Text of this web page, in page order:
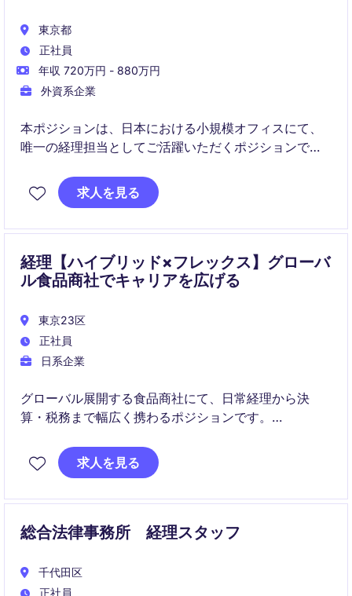
東京都
正社員
年収 720万円 - 880万円
外資系企業
本ポジションは、日本における小規模オフィスにて、
唯一の経理担当としてご活躍いただくポジションで
海外本社へのレポーティング業務をはじめ、日常的な
なお、前任者は約10年にわたり在籍しており、長期的
に安定してご就業いただける方を歓迎しております。
求人を見る
経理【ハイブリッド×フレックス】グローバ
ル食品商社でキャリアを広げる
東京23区
正社員
日系企業
グローバル展開する食品商社にて、日常経理から決
算・税務まで幅広く携わるポジションです。
ビジネスサイドと連携しながら業務を進め、将来的に
はファイナンス領域で多様なキャリアパスが開かれて
求人を見る
総合法律事務所 経理スタッフ
千代田区
正社員